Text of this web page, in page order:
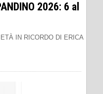
2026: 6 al
IN RICORDO DI ERICA